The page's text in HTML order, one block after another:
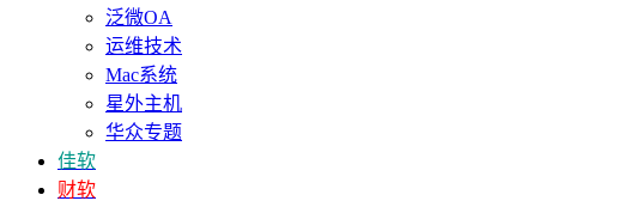
泛微OA
运维技术
Mac系统
星外主机
华众专题
佳软
财软